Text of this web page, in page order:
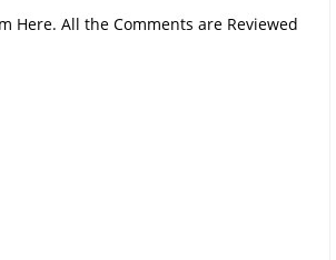
Here. All the Comments are Reviewed